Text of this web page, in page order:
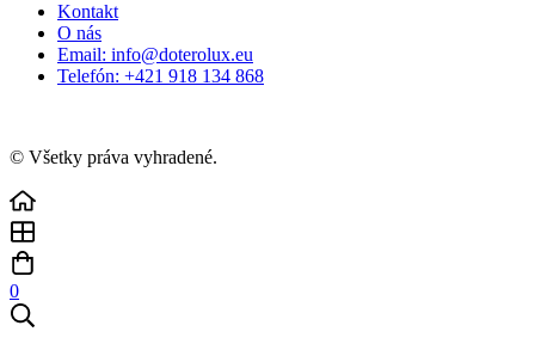
Kontakt
O nás
Email: info@doterolux.eu
Telefón: +421 918 134 868
© Všetky práva vyhradené.
0